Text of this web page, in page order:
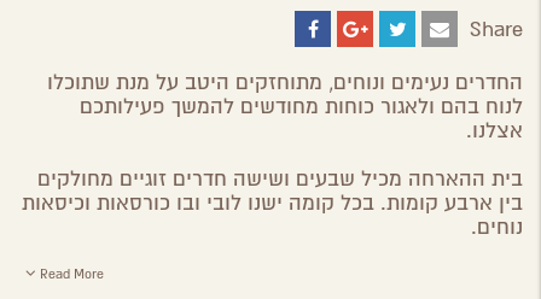
Share
Email
Twitter
Google
Plus
החדרים נעימים ונוחים, מתוחזקים היטב על מנת שתוכלו
לנוח בהם ולאגור כוחות מחודשים להמשך פעילותכם
אצלנו.
בית ההארחה מכיל שבעים ושישה חדרים זוגיים מחולקים
בין ארבע קומות. בכל קומה ישנו לובי ובו כורסאות וכיסאות
נוחים.
Read More